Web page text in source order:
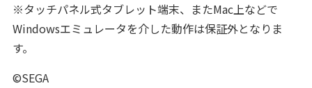
※タッチパネル式タブレット端末、またMac上などで
Windowsエミュレータを介した動作は保証外となりま
す。
©SEGA